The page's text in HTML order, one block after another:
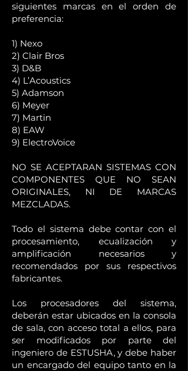
siguientes marcas en el orden de
preferencia:
1) Nexo
2) Clair Bros
3) D&B
4) L’Acoustics
5) Adamson
6) Meyer
7) Martin
8) EAW
9) ElectroVoice
NO SE ACEPTARAN SISTEMAS CON
COMPONENTES QUE NO SEAN
ORIGINALES, NI DE MARCAS
MEZCLADAS.
Todo el sistema debe contar con el
procesamiento, ecualización y
amplificación necesarios y
recomendados por sus respectivos
fabricantes.
Los procesadores del sistema,
deberán estar ubicados en la consola
de sala, con acceso total a ellos, para
ser modificados por parte del
ingeniero de ESTUSHA, y debe haber
un encargado del equipo tanto en la